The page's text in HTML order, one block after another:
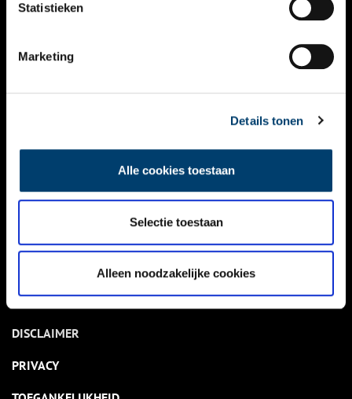
Statistieken
Marketing
Details tonen
Alle cookies toestaan
Selectie toestaan
Alleen noodzakelijke cookies
NIEUWS
KALENDER
ACTIVITEITEN
NIEUWSBRIEF
DISCLAIMER
PRIVACY